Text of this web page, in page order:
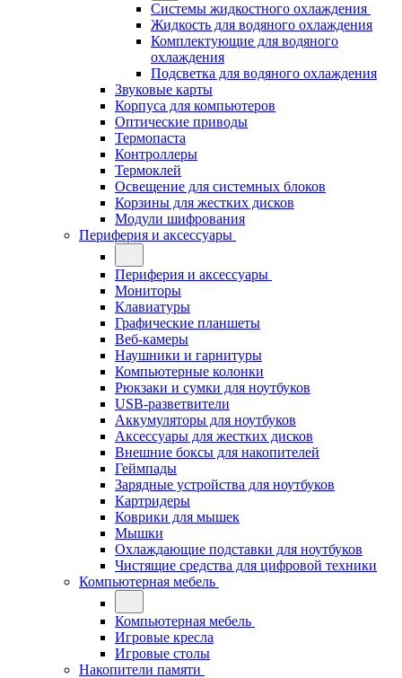
Системы жидкостного охлаждения
Жидкость для водяного охлаждения
Комплектующие для водяного
охлаждения
Подсветка для водяного охлаждения
Звуковые карты
Корпуса для компьютеров
Оптические приводы
Термопаста
Контроллеры
Термоклей
Освещение для системных блоков
Корзины для жестких дисков
Модули шифрования
Периферия и аксессуары
Периферия и аксессуары
Мониторы
Клавиатуры
Графические планшеты
Веб-камеры
Наушники и гарнитуры
Компьютерные колонки
Рюкзаки и сумки для ноутбуков
USB-разветвители
Аккумуляторы для ноутбуков
Аксессуары для жестких дисков
Внешние боксы для накопителей
Геймпады
Зарядные устройства для ноутбуков
Картридеры
Коврики для мышек
Мышки
Охлаждающие подставки для ноутбуков
Чистящие средства для цифровой техники
Компьютерная мебель
Компьютерная мебель
Игровые кресла
Игровые столы
Накопители памяти